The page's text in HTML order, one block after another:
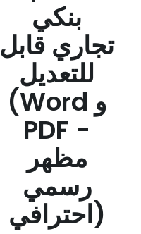
بنكي
تجاري قابل
للتعديل
(Word و
PDF -
مظهر
رسمي
احترافي)